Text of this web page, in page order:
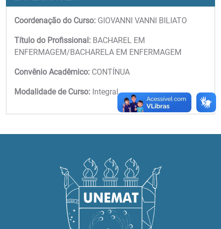
Coordenação do Curso: GIOVANNI VANNI BILIATO
Título do Profissional: BACHAREL EM
ENFERMAGEM/BACHARELA EM ENFERMAGEM
Convênio Acadêmico: CONTÍNUA
Modalidade de Curso: Integral